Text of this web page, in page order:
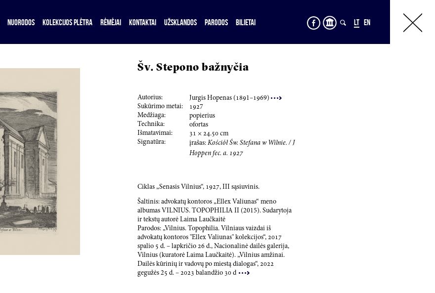
NUORODOS KOLEKCIJOS PLĖTRA RĖMĖJAI KONTAKTAI UŽSKLANDOS PARODOS BILIETAI LT EN
Šv. Stepono bažnyčia
Autorius: Jurgis Hopenas ( 1891–1969)
Sukūrimo metai:
1927
Medžiaga:
popierius
Technika:
ofortas
Išmatavimai:
31 × 24.50 cm
Signatūra:
įrašas: Kościół Św. Stefana w Wilnie. / J
Hoppen fec. a. 1927
Ciklas „Senasis Vilnius“, 1927, III sąsiuvinis.
Šaltinis: advokatų kontoros „Ellex Valiunas“ meno
albumas VILNIUS. TOPOPHILIA II (2015). Sudarytoja
ir tekstų autorė Laima Laučkaitė
Parodos: „Vilnius. Topophilia. Vilniaus vaizdai iš
advokatų kontoros "Ellex Valiunas" kolekcijos“, 2017
spalio 5 d. – lapkričio 26 d., Nacionalinė dailės galerija,
Vilnius (kuratorė Laima Laučkaitė). „Vilnius amžinai.
Dailės kūrinių ir vadovų po miestą dialogas“, 2022
gegužės 25 d. – 2023 balandžio 30 d